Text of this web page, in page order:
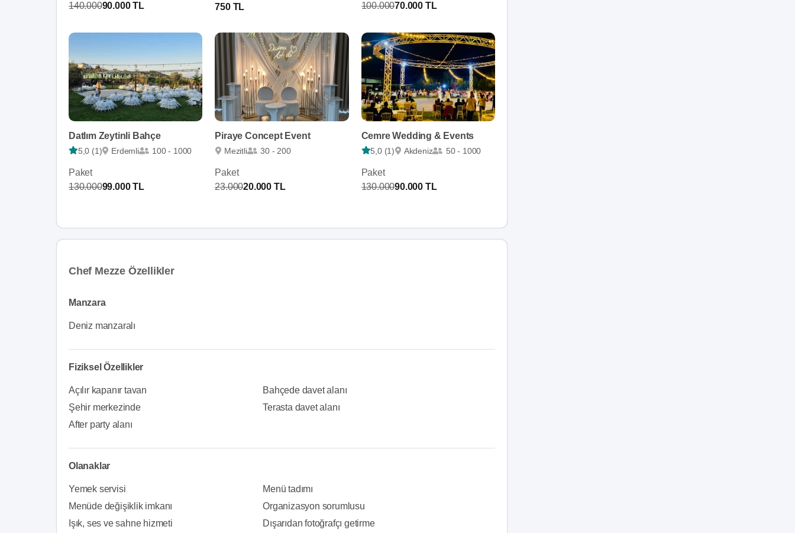
140.00090.000 TL
750 TL
100.00070.000 TL
Datlım Zeytinli Bahçe
5,0 (1) Erdemli 100 - 1000
Paket
130.00099.000 TL
Piraye Concept Event
Mezitli 30 - 200
Paket
23.00020.000 TL
Cemre Wedding & Events
5,0 (1) Akdeniz 50 - 1000
Paket
130.00090.000 TL
Chef Mezze Özellikler
Manzara
Deniz manzaralı
Fiziksel Özellikler
Açılır kapanır tavan
Bahçede davet alanı
Şehir merkezinde
Terasta davet alanı
After party alanı
Olanaklar
Yemek servisi
Menü tadımı
Menüde değişiklik imkanı
Organizasyon sorumlusu
Işık, ses ve sahne hizmeti
Dışarıdan fotoğrafçı getirme